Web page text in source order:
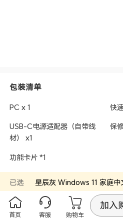
包装清单
PC x 1 快
USB-C电源适配器（自带线
材） x1
保
功能卡片 *1
售后服务
本产品全国联保，享受三包服务，
已选 星辰灰 Windows 11 家庭中
首页 客服 购物车
加入